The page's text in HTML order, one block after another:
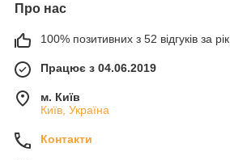
Про нас
100% позитивних з 52 відгуків за рік
Працює з 04.06.2019
м. Київ
Київ, Україна
Контакти